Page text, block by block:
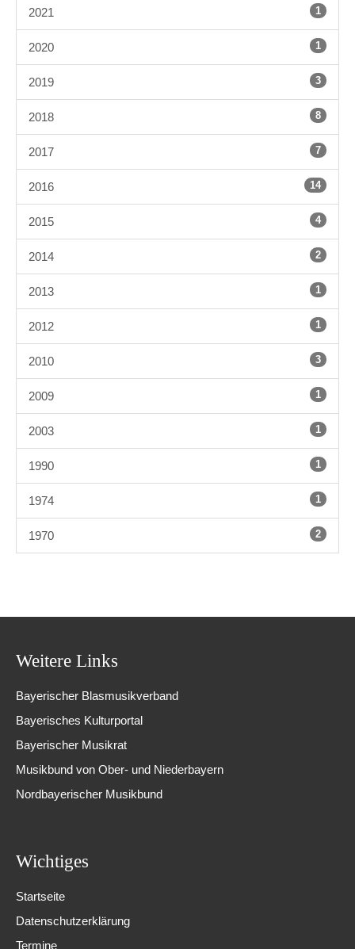
2021 1
2020 1
2019 3
2018 8
2017 7
2016 14
2015 4
2014 2
2013 1
2012 1
2010 3
2009 1
2003 1
1990 1
1974 1
1970 2
Weitere Links
Bayerischer Blasmusikverband
Bayerisches Kulturportal
Bayerischer Musikrat
Musikbund von Ober- und Niederbayern
Nordbayerischer Musikbund
Wichtiges
Startseite
Datenschutzerklärung
Termine